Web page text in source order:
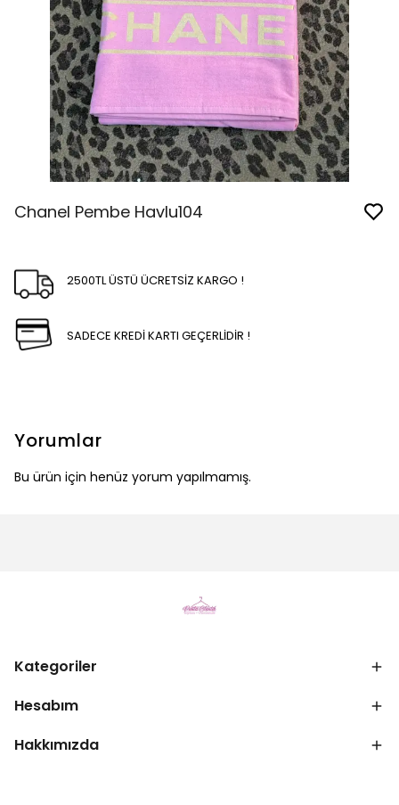
Chanel Pembe Havlu104
2500TL ÜSTÜ ÜCRETSİZ KARGO !
SADECE KREDİ KARTI GEÇERLİDİR !
Yorumlar
Bu ürün için henüz yorum yapılmamış.
Kategoriler
Hesabım
Hakkımızda